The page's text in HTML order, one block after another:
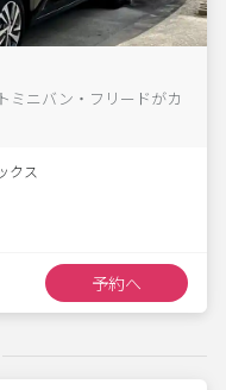
ミニバン・フリードがカ
クス
予約へ